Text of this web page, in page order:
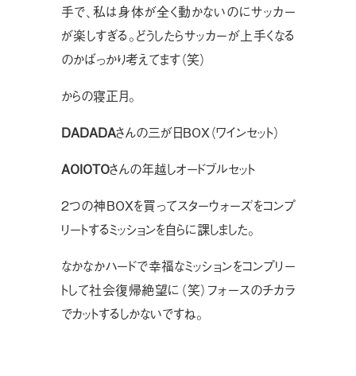
手で、私は身体が全く動かないのにサッカー
が楽しすぎる。どうしたらサッカーが上手くなる
のかばっかり考えてます（笑）
からの寝正月。
DADADAさんの三が日BOX（ワインセット）
AOIOTOさんの年越しオードブルセット
２つの神BOXを買ってスターウォーズをコンプ
リートするミッションを自らに課しました。
なかなかハードで幸福なミッションをコンプリー
トして社会復帰絶望に（笑）フォースのチカラ
でカットするしかないですね。